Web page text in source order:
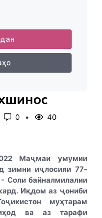
0 40
Маҷмаи умумии
зимни иҷлосияи 77-
Соли байналмилалии
Иқдом аз ҷониби
муҳтарам
ва аз тарафи